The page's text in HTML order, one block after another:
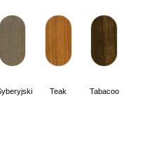
Teak Tabacoo